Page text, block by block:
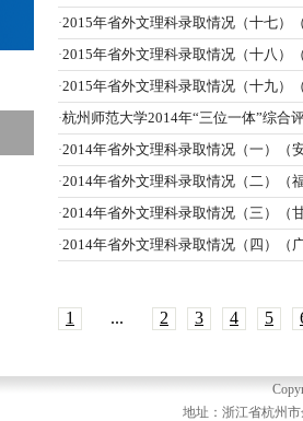
·2015年省外文理科录取情况（十七）
·2015年省外文理科录取情况（十八）
·2015年省外文理科录取情况（十九）
·杭州师范大学2014年“三位一体”综合
·2014年省外文理科录取情况（一）（
·2014年省外文理科录取情况（二）（
·2014年省外文理科录取情况（三）（
·2014年省外文理科录取情况（四）（
1 ... 2 3 4 5
地址：浙江省杭州